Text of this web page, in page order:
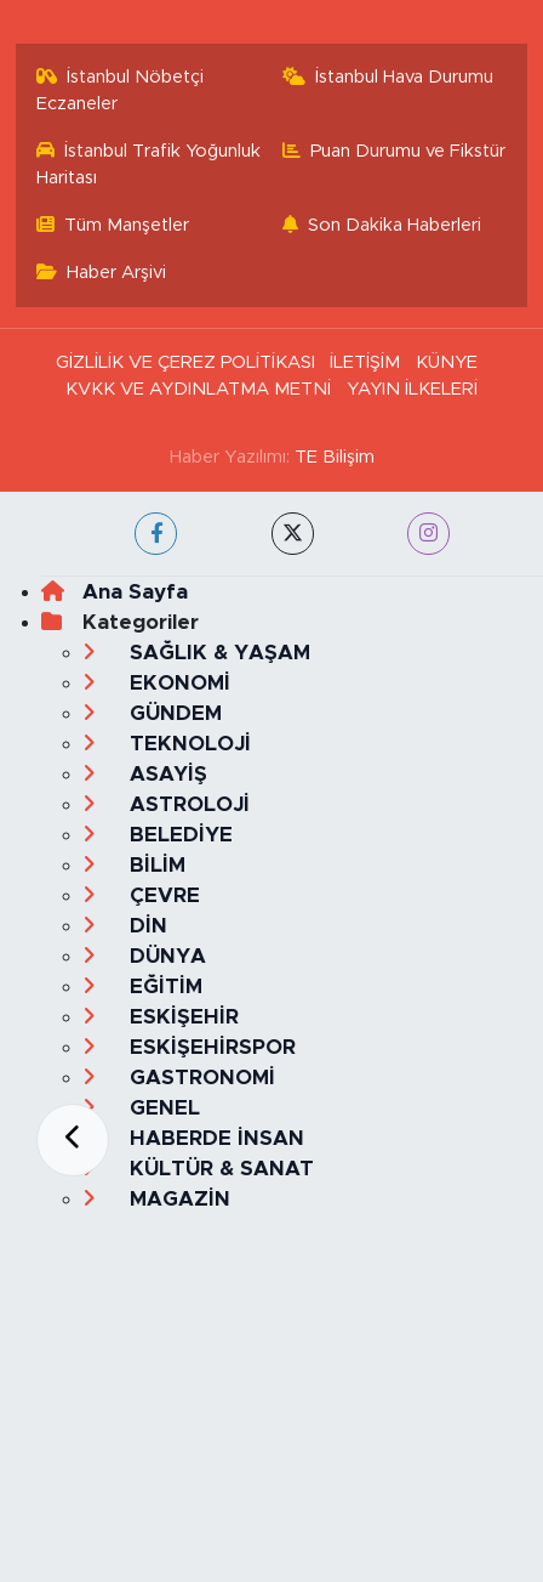
İstanbul Nöbetçi
Eczaneler
İstanbul Hava Durumu
İstanbul Trafik Yoğunluk
Haritası
Puan Durumu ve Fikstür
Tüm Manşetler Son Dakika Haberleri
Haber Arşivi
GİZLİLİK VE ÇEREZ POLİTİKASI İLETİŞİM
KÜNYE
KVKK VE AYDINLATMA METNİ
YAYIN İLKELERİ
Haber Yazılımı: TE Bilişim
Ana Sayfa
Kategoriler
SAĞLIK & YAŞAM
EKONOMİ
GÜNDEM
TEKNOLOJİ
ASAYİŞ
ASTROLOJİ
BELEDİYE
BİLİM
ÇEVRE
DİN
DÜNYA
EĞİTİM
ESKİŞEHİR
ESKİŞEHİRSPOR
GASTRONOMİ
GENEL
HABERDE İNSAN
KÜLTÜR & SANAT
MAGAZİN